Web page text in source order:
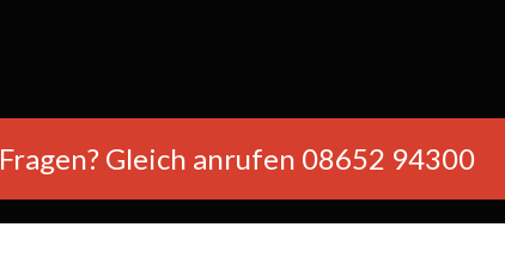
Fragen? Gleich anrufen 08652 94300